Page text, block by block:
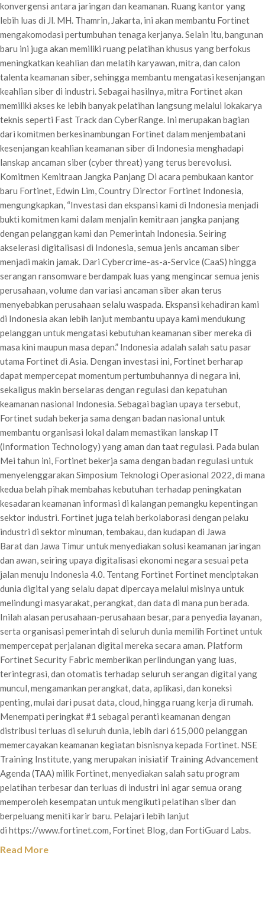
konvergensi antara jaringan dan keamanan. Ruang kantor yang
lebih luas di Jl. MH. Thamrin, Jakarta, ini akan membantu Fortinet
mengakomodasi pertumbuhan tenaga kerjanya. Selain itu, bangunan
baru ini juga akan memiliki ruang pelatihan khusus yang berfokus
meningkatkan keahlian dan melatih karyawan, mitra, dan calon
talenta keamanan siber, sehingga membantu mengatasi kesenjangan
keahlian siber di industri. Sebagai hasilnya, mitra Fortinet akan
memiliki akses ke lebih banyak pelatihan langsung melalui lokakarya
teknis seperti Fast Track dan CyberRange. Ini merupakan bagian
dari komitmen berkesinambungan Fortinet dalam menjembatani
kesenjangan keahlian keamanan siber di Indonesia menghadapi
lanskap ancaman siber (cyber threat) yang terus berevolusi.
Komitmen Kemitraan Jangka Panjang Di acara pembukaan kantor
baru Fortinet, Edwin Lim, Country Director Fortinet Indonesia,
mengungkapkan, “Investasi dan ekspansi kami di Indonesia menjadi
bukti komitmen kami dalam menjalin kemitraan jangka panjang
dengan pelanggan kami dan Pemerintah Indonesia. Seiring
akselerasi digitalisasi di Indonesia, semua jenis ancaman siber
menjadi makin jamak. Dari Cybercrime-as-a-Service (CaaS) hingga
serangan ransomware berdampak luas yang mengincar semua jenis
perusahaan, volume dan variasi ancaman siber akan terus
menyebabkan perusahaan selalu waspada. Ekspansi kehadiran kami
di Indonesia akan lebih lanjut membantu upaya kami mendukung
pelanggan untuk mengatasi kebutuhan keamanan siber mereka di
masa kini maupun masa depan.” Indonesia adalah salah satu pasar
utama Fortinet di Asia. Dengan investasi ini, Fortinet berharap
dapat mempercepat momentum pertumbuhannya di negara ini,
sekaligus makin berselaras dengan regulasi dan kepatuhan
keamanan nasional Indonesia. Sebagai bagian upaya tersebut,
Fortinet sudah bekerja sama dengan badan nasional untuk
membantu organisasi lokal dalam memastikan lanskap IT
(Information Technology) yang aman dan taat regulasi. Pada bulan
Mei tahun ini, Fortinet bekerja sama dengan badan regulasi untuk
menyelenggarakan Simposium Teknologi Operasional 2022, di mana
kedua belah pihak membahas kebutuhan terhadap peningkatan
kesadaran keamanan informasi di kalangan pemangku kepentingan
sektor industri. Fortinet juga telah berkolaborasi dengan pelaku
industri di sektor minuman, tembakau, dan kudapan di Jawa
Barat dan Jawa Timur untuk menyediakan solusi keamanan jaringan
dan awan, seiring upaya digitalisasi ekonomi negara sesuai peta
jalan menuju Indonesia 4.0. Tentang Fortinet Fortinet menciptakan
dunia digital yang selalu dapat dipercaya melalui misinya untuk
melindungi masyarakat, perangkat, dan data di mana pun berada.
Inilah alasan perusahaan-perusahaan besar, para penyedia layanan,
serta organisasi pemerintah di seluruh dunia memilih Fortinet untuk
mempercepat perjalanan digital mereka secara aman. Platform
Fortinet Security Fabric memberikan perlindungan yang luas,
terintegrasi, dan otomatis terhadap seluruh serangan digital yang
muncul, mengamankan perangkat, data, aplikasi, dan koneksi
penting, mulai dari pusat data, cloud, hingga ruang kerja di rumah.
Menempati peringkat #1 sebagai peranti keamanan dengan
distribusi terluas di seluruh dunia, lebih dari 615,000 pelanggan
memercayakan keamanan kegiatan bisnisnya kepada Fortinet. NSE
Training Institute, yang merupakan inisiatif Training Advancement
Agenda (TAA) milik Fortinet, menyediakan salah satu program
pelatihan terbesar dan terluas di industri ini agar semua orang
memperoleh kesempatan untuk mengikuti pelatihan siber dan
berpeluang meniti karir baru. Pelajari lebih lanjut
di https://www.fortinet.com, Fortinet Blog, dan FortiGuard Labs.
Read More